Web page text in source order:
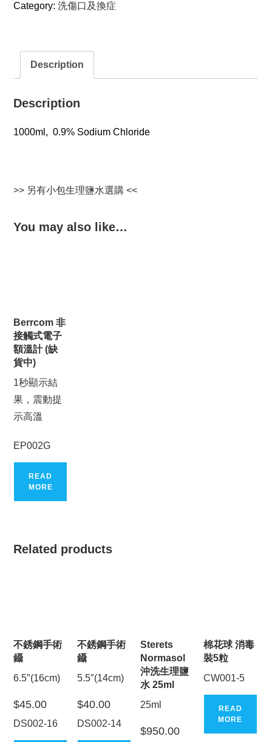
Category:洗傷口及換症
Description
Description
1000ml, 0.9% Sodium Chloride
>> 另有小包生理鹽水選購 <<
You may also like…
Berrcom 非
接觸式電子
額溫計 (缺
貨中)
1秒顯示結
果，震動提
示高溫
EP002G
READ
MORE
Related products
不銹鋼手術
鑷
6.5″(16cm)
$45.00
DS002-16
不銹鋼手術
鑷
5.5″(14cm)
$40.00
DS002-14
Sterets
Normasol
沖洗生理鹽
水 25ml
25ml
$950.00
棉花球 消毒
裝5粒
CW001-5
READ
MORE